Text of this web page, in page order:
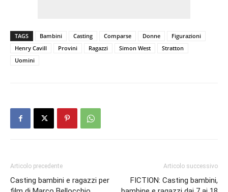
TAGS Bambini Casting Comparse Donne
Figurazioni
Henry Cavill
Provini Ragazzi Simon West
Stratton
Uomini
Articolo precedente
Casting bambini e ragazzi per
Articolo successivo
FICTION: Casting bambini,